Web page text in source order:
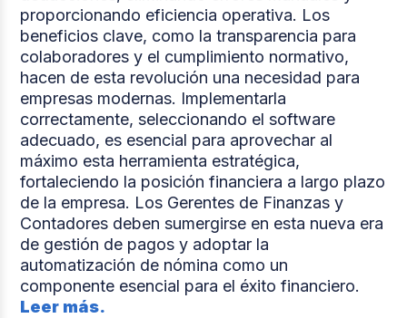
proporcionando eficiencia operativa. Los
beneficios clave, como la transparencia para
colaboradores y el cumplimiento normativo,
hacen de esta revolución una necesidad para
empresas modernas. Implementarla
correctamente, seleccionando el software
adecuado, es esencial para aprovechar al
máximo esta herramienta estratégica,
fortaleciendo la posición financiera a largo plazo
de la empresa. Los Gerentes de Finanzas y
Contadores deben sumergirse en esta nueva era
de gestión de pagos y adoptar la
automatización de nómina como un
componente esencial para el éxito financiero.
Leer más.